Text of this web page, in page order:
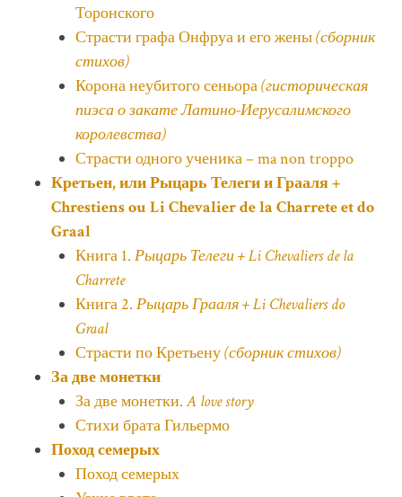
Торонского
Страсти графа Онфруа и его жены(сборник
стихов)
Корона неубитого сеньора(гисторическая
пиэса о закате Латино-Иерусалимского
королевства)
Страсти одного ученика – ma non troppo
Кретьен, или Рыцарь Телеги и Грааля +
Chrestiens ou Li Chevalier de la Charrete et do
Graal
Книга 1. Рыцарь Телеги + Li Chevaliers de la
Charrete
Книга 2. Рыцарь Грааля + Li Chevaliers do
Graal
Страсти по Кретьену(сборник стихов)
За две монетки
За две монетки.A love story
Стихи брата Гильермо
Поход семерых
Поход семерых